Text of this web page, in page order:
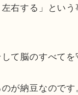
右する」とい
て脳のすべてを
が納豆なのです。